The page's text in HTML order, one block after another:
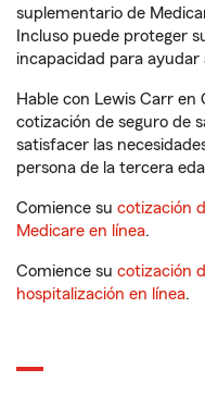
suplementario de
Incluso puede proteger
incapacidad para ayudar
Hable con Lewis Carr en
cotización de seguro de
satisfacer las
persona de la tercera
Comience su cotización
Medicare en línea.
Comience su cotización
hospitalización en línea.